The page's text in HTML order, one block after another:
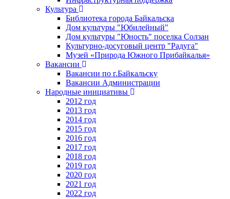
Культура
Библиотека города Байкальска
Дом культуры "Юбилейный"
Дом культуры "Юность" поселка Солзан
Культурно-досуговый центр "Радуга"
Музей «Природа Южного Прибайкалья»
Вакансии
Вакансии по г.Байкальску
Вакансии Администрации
Народные инициативы
2012 год
2013 год
2014 год
2015 год
2016 год
2017 год
2018 год
2019 год
2020 год
2021 год
2022 год